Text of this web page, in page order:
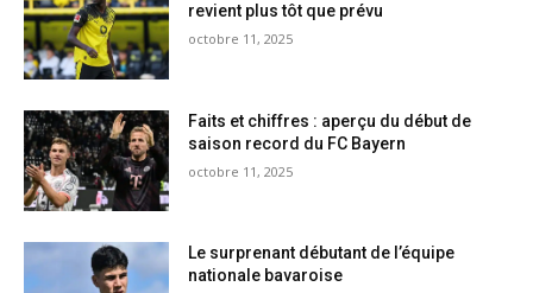
revient plus tôt que prévu
octobre 11, 2025
Faits et chiffres : aperçu du début de
saison record du FC Bayern
octobre 11, 2025
Le surprenant débutant de l’équipe
nationale bavaroise